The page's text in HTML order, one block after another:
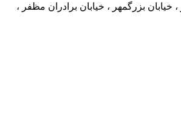
خیابان بزرگمهر ، خیابان برادران مظفر ،